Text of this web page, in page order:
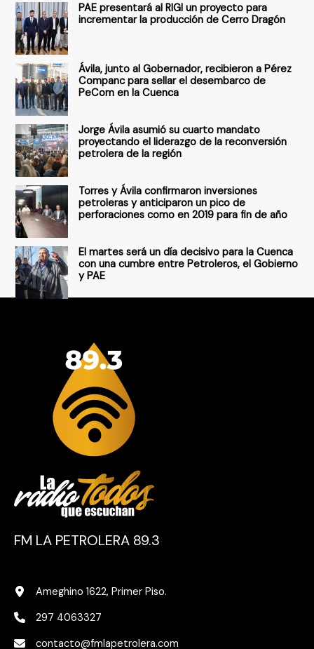
c
a
r
o
r
:
PAE presentará al RIGI un proyecto para
incrementar la producción de Cerro Dragón
Ávila, junto al Gobernador, recibieron a Pérez
Companc para sellar el desembarco de
PeCom en la Cuenca
Jorge Ávila asumió su cuarto mandato
proyectando el liderazgo de la reconversión
petrolera de la región
Torres y Ávila confirmaron inversiones
petroleras y anticiparon un pico de
perforaciones como en 2019 para fin de año
El martes será un día decisivo para la Cuenca
con una cumbre entre Petroleros, el Gobierno
y PAE
FM LA PETROLERA 89.3
Ameghino 1622, Primer Piso.
297 4063327
contacto@fmlapetrolera.com